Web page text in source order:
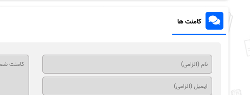
کامنت ها